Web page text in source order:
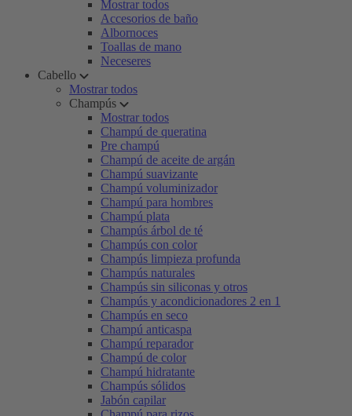
Mostrar todos
Accesorios de baño
Albornoces
Toallas de mano
Neceseres
Cabello
Mostrar todos
Champús
Mostrar todos
Champú de queratina
Pre champú
Champú de aceite de argán
Champú suavizante
Champú voluminizador
Champú para hombres
Champú plata
Champús árbol de té
Champús con color
Champús limpieza profunda
Champús naturales
Champús sin siliconas y otros
Champús y acondicionadores 2 en 1
Champús en seco
Champú anticaspa
Champú reparador
Champú de color
Champú hidratante
Champús sólidos
Jabón capilar